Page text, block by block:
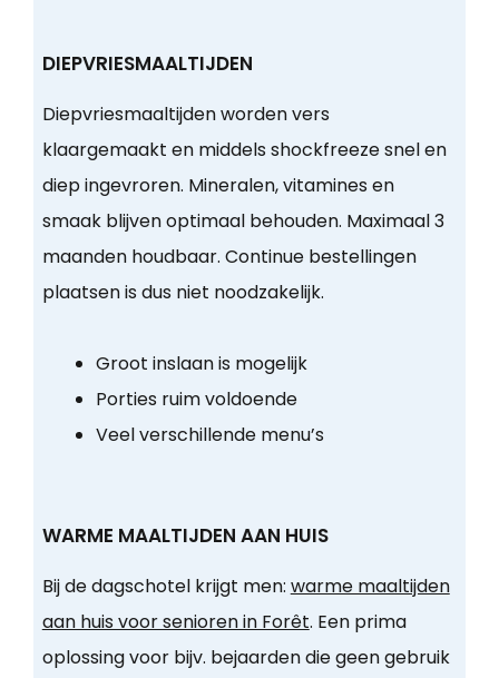
DIEPVRIESMAALTIJDEN
Diepvriesmaaltijden worden vers
klaargemaakt en middels shockfreeze snel en
diep ingevroren. Mineralen, vitamines en
smaak blijven optimaal behouden. Maximaal 3
maanden houdbaar. Continue bestellingen
plaatsen is dus niet noodzakelijk.
Groot inslaan is mogelijk
Porties ruim voldoende
Veel verschillende menu’s
WARME MAALTIJDEN AAN HUIS
Bij de dagschotel krijgt men: warme maaltijden
aan huis voor senioren in Forêt. Een prima
oplossing voor bijv. bejaarden die geen gebruik